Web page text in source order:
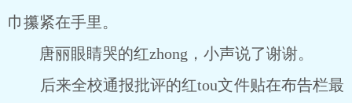
巾攥紧在手里。
唐丽眼睛哭的红zhong，小声说了谢谢。
后来全校通报批评的红tou文件贴在布告栏最